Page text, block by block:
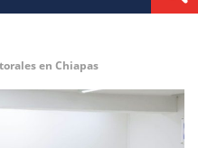
en Chiapas